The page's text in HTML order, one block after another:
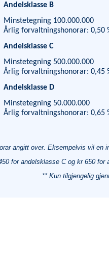
Andelsklasse B
Minstetegning 100.000.000
Årlig forvaltningshonorar: 0,50
Andelsklasse C
Minstetegning 500.000.000
Årlig forvaltningshonorar: 0,45
Andelsklasse D
Minstetegning 50.000.000
Årlig forvaltningshonorar: 0,65
angitt over. Eksempelvis vil en
for andelsklasse C og kr 650 for
** Kun tilgjengelig